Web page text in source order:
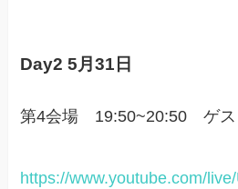
Day2 5月31日
第4会場 19:50~20:50 ゲス
https://www.youtube.com/